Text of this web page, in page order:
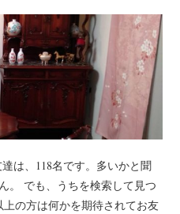
は、118名です。多いかと聞
。 でも、うちを検索して見つ
の方は何かを期待されてお友